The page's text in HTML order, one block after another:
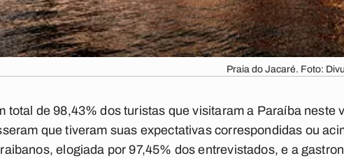
Praia do Jacaré. Foto:
total de 98,43% dos turistas que visitaram a Paraíba neste
que tiveram suas expectativas correspondidas ou
elogiada por 97,45% dos entrevistados, e a